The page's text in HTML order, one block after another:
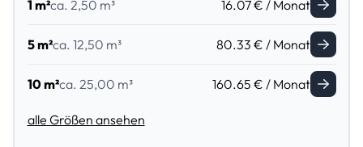
1 m²ca. 2,50 m³ 16.07 € / Monat
5 m²ca. 12,50 m³ 80.33 € / Monat
10 m²ca. 25,00 m³ 160.65 € / Monat
alle Größen ansehen